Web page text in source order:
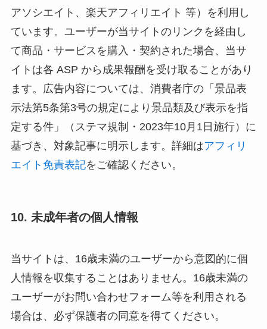
アソシエイト、楽天アフィリエイト 等）を利用し
ています。ユーザーが当サイトのリンクを経由し
て商品・サービスを購入・契約された場合、当サ
イトは各 ASP から成果報酬を受け取ることがあり
ます。広告内容については、消費者庁の「景品表
示法第5条第3号の規定により景品類及び表示を指
定する件」（ステマ規制・2023年10月1日施行）に
基づき、対象記事に明示します。詳細はアフィリ
エイト免責表記をご確認ください。
10. 未成年者の個人情報
当サイトは、16歳未満のユーザーから意図的に個
人情報を収集することはありません。16歳未満の
ユーザーがお問い合わせフォーム等を利用される
場合は、必ず保護者の同意を得てください。